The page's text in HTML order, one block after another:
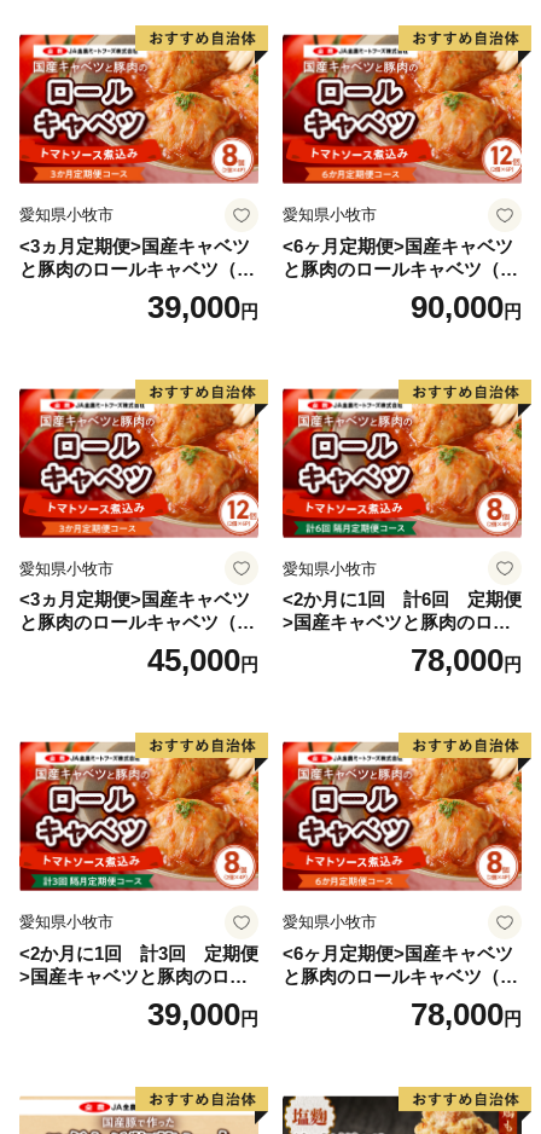
愛知県小牧市
<3ヵ月定期便>国産キャベツ
と豚肉のロールキャベツ（4P
39,000円
愛知県小牧市
<6ヶ月定期便>国産キャベツ
と豚肉のロールキャベツ（6P
90,000円
愛知県小牧市
<3ヵ月定期便>国産キャベツ
と豚肉のロールキャベツ（6P
45,000円
愛知県小牧市
<2か月に1回 計6回 定期便
>国産キャベツと豚肉のロー
ルキャベツ（4P入り）
78,000円
愛知県小牧市
<2か月に1回 計3回 定期便
>国産キャベツと豚肉のロー
ルキャベツ（4P入り）
39,000円
愛知県小牧市
<6ヶ月定期便>国産キャベツ
と豚肉のロールキャベツ（4P
78,000円